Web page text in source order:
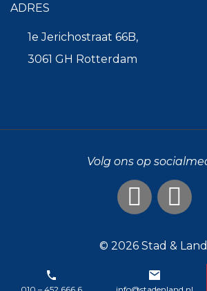
ADRES
1e Jerichostraat 66B,
3061 GH Rotterdam
Volg ons op
© 2026 Stad & Land